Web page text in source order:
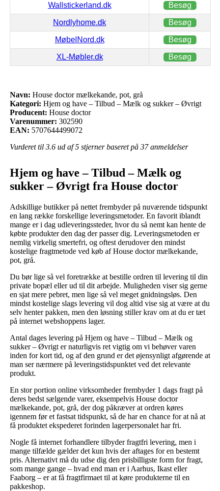
Wallstickerland.dk Besøg
Nordlyhome.dk Besøg
MøbelNord.dk Besøg
XL-Møbler.dk Besøg
Navn: House doctor mælkekande, pot, grå
Kategori: Hjem og have – Tilbud – Mælk og sukker – Øvrigt
Producent: House doctor
Varenummer: 302590
EAN: 5707644499072
Vurderet til 3.6 ud af 5 stjerner baseret på 37anmeldelser
Hjem og have – Tilbud – Mælk og
sukker – Øvrigt fra House doctor
Adskillige butikker på nettet frembyder på nuværende tidspunkt
en lang række forskellige leveringsmetoder. En favorit iblandt
mange er i dag udleveringssteder, hvor du så nemt kan hente de
købte produkter den dag der passer dig. Leveringsmetoden er
nemlig virkelig smertefri, og oftest derudover den mindst
kostelige fragtmetode ved køb af House doctor mælkekande,
pot, grå.
Du bør lige så vel foretrække at bestille ordren til levering til din
private bopæl eller ud til dit arbejde. Muligheden viser sig gerne
en sjat mere pebret, men lige så vel meget gnidningsløs. Den
mindst kostelige slags levering vil dog altid vise sig at være at du
selv henter pakken, men den løsning stiller krav om at du er tæt
på internet webshoppens lager.
Antal dages levering på Hjem og have – Tilbud – Mælk og
sukker – Øvrigt er naturligvis ret vigtig om vi behøver varen
inden for kort tid, og af den grund er det øjensynligt afgørende at
man ser nærmere på leveringstidspunktet ved det relevante
produkt.
En stor portion online virksomheder frembyder 1 dags fragt på
deres bedst sælgende varer, eksempelvis House doctor
mælkekande, pot, grå, der dog påkræver at ordren køres
igennem før et fastsat tidspunkt, så de har en chance for at nå at
få produktet ekspederet forinden lagerpersonalet har fri.
Nogle få internet forhandlere tilbyder fragtfri levering, men i
mange tilfælde gælder det kun hvis der aftages for en bestemt
pris. Alternativt må du udse dig den prisbilligste form for fragt,
som mange gange – hvad end man er i Aarhus, Ikast eller
Faaborg – er at få fragtfirmaet til at køre produkterne til en
pakkeshop.